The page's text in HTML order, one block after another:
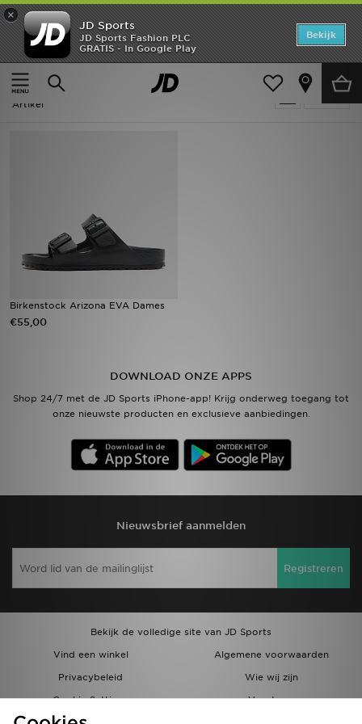
×
JD Sports
JD Sports Fashion PLC
GRATIS - In Google Play
Bekijk
Thuis
Dames
Dames - Birkenstock Premium Edit
Artikel
Birkenstock Arizona EVA Dames
€55,00
DOWNLOAD ONZE APPS
Shop 24/7 met de JD Sports iPhone-app! Krijg onderweg toegang tot
onze nieuwste producten en exclusieve aanbiedingen.
Nieuwsbrief aanmelden
Registreren
Bekijk de volledige site van JD Sports
Vind een winkel
Algemene voorwaarden
Privacybeleid
Wie wij zijn
Cookie Settings
Vacatures
Home
Offers
New In
Collecties
Sports
Vind een winkel
Download de app